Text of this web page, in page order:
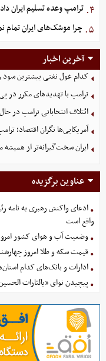
۴. ترامپ وعده تسلیم ایران
۵. چرا موشک‌های ایران تمام
آخرین اخبار
کدام غول نفتی بیشترین سود
ترامپ با تهدیدهای مکرر در
ائتلاف انتخاباتی ترامپ در
آمریکایی‌ها نگران اقتصاد؛
ایران سخت‌گیرانه‌تر از همیشه
عناوین برگزیده
ادعای واکنش رهبری به
واقع است
وضعیت آب و هوای کشور امروز
قیمت سکه و طلا امروز چهارشنبه ۱۴ مرداد
ادارات و بانک‌های کدام استان‌ها فردا 14 مرداد
پیچیدن نوای «یالثارات